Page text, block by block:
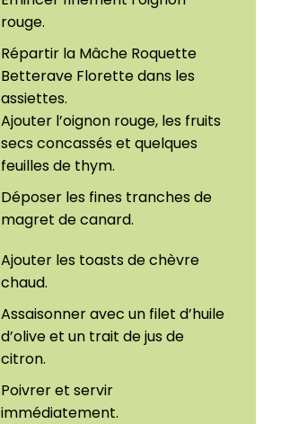
rouge.
Répartir la Mâche Roquette
Betterave Florette dans les
assiettes.
Ajouter l’oignon rouge, les fruits
secs concassés et quelques
feuilles de thym.
Déposer les fines tranches de
magret de canard.
Ajouter les toasts de chèvre
chaud.
Assaisonner avec un filet d’huile
d’olive et un trait de jus de
citron.
Poivrer et servir
immédiatement.